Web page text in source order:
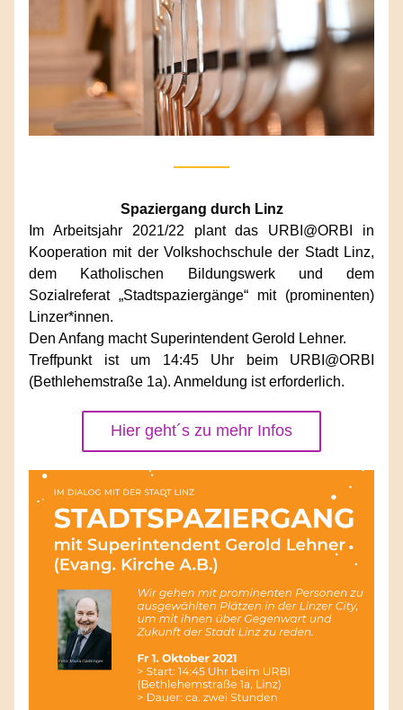
Spaziergang durch Linz
Im Arbeitsjahr 2021/22 plant das URBI@ORBI in
Kooperation mit der Volkshochschule der Stadt Linz,
dem Katholischen Bildungswerk und dem
Sozialreferat „Stadtspaziergänge“ mit (prominenten)
Linzer*innen.
Den Anfang macht Superintendent Gerold Lehner.
Treffpunkt ist um 14:45 Uhr beim URBI@ORBI
(Bethlehemstraße 1a). Anmeldung ist erforderlich.
Hier geht´s zu mehr Infos